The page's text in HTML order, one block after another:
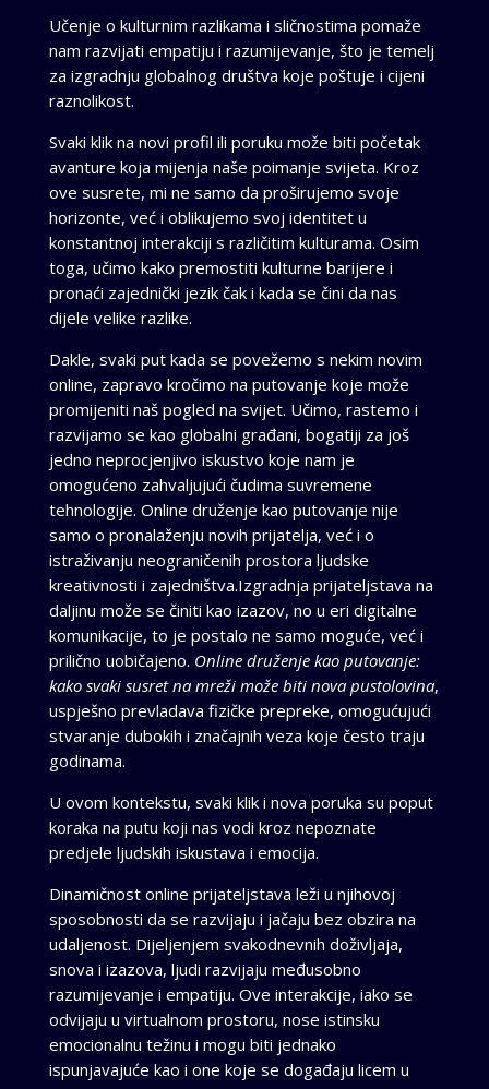
Učenje o kulturnim razlikama i sličnostima pomaže
nam razvijati empatiju i razumijevanje, što je temelj
za izgradnju globalnog društva koje poštuje i cijeni
raznolikost.
Svaki klik na novi profil ili poruku može biti početak
avanture koja mijenja naše poimanje svijeta. Kroz
ove susrete, mi ne samo da proširujemo svoje
horizonte, već i oblikujemo svoj identitet u
konstantnoj interakciji s različitim kulturama. Osim
toga, učimo kako premostiti kulturne barijere i
pronaći zajednički jezik čak i kada se čini da nas
dijele velike razlike.
Dakle, svaki put kada se povežemo s nekim novim
online, zapravo kročimo na putovanje koje može
promijeniti naš pogled na svijet. Učimo, rastemo i
razvijamo se kao globalni građani, bogatiji za još
jedno neprocjenjivo iskustvo koje nam je
omogućeno zahvaljujući čudima suvremene
tehnologije. Online druženje kao putovanje nije
samo o pronalaženju novih prijatelja, već i o
istraživanju neograničenih prostora ljudske
kreativnosti i zajedništva.Izgradnja prijateljstava na
daljinu može se činiti kao izazov, no u eri digitalne
komunikacije, to je postalo ne samo moguće, već i
prilično uobičajeno. Online druženje kao putovanje:
kako svaki susret na mreži može biti nova pustolovina,
uspješno prevladava fizičke prepreke, omogućujući
stvaranje dubokih i značajnih veza koje često traju
godinama.
U ovom kontekstu, svaki klik i nova poruka su poput
koraka na putu koji nas vodi kroz nepoznate
predjele ljudskih iskustava i emocija.
Dinamičnost online prijateljstava leži u njihovoj
sposobnosti da se razvijaju i jačaju bez obzira na
udaljenost. Dijeljenjem svakodnevnih doživljaja,
snova i izazova, ljudi razvijaju međusobno
razumijevanje i empatiju. Ove interakcije, iako se
odvijaju u virtualnom prostoru, nose istinsku
emocionalnu težinu i mogu biti jednako
ispunjavajuće kao i one koje se događaju licem u